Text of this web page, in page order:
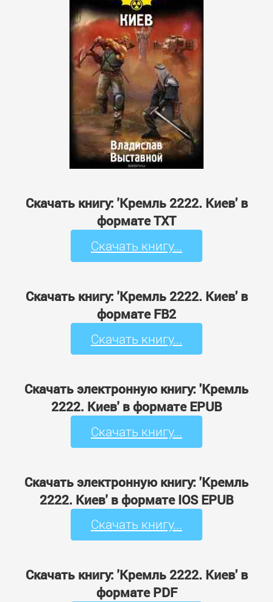
Скачать книгу: 'Кремль 2222. Киев' в
формате TXT
Скачать книгу...
Скачать книгу: 'Кремль 2222. Киев' в
формате FB2
Скачать книгу...
Скачать электронную книгу: 'Кремль
2222. Киев' в формате EPUB
Скачать книгу...
Скачать электронную книгу: 'Кремль
2222. Киев' в формате IOS EPUB
Скачать книгу...
Скачать книгу: 'Кремль 2222. Киев' в
формате PDF